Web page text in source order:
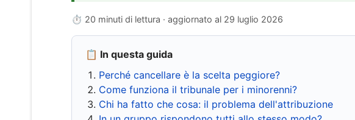
⏱ 20 minuti di lettura · aggiornato al 29 luglio 2026
📋 In questa guida
Perché cancellare è la scelta peggiore?
Come funziona il tribunale per i minorenni?
Chi ha fatto che cosa: il problema dell'attribuzione